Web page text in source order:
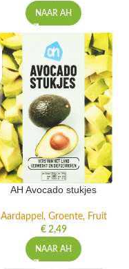
NAAR AH
AH Avocado stukjes
Aardappel, Groente, Fruit
€2,49
NAAR AH